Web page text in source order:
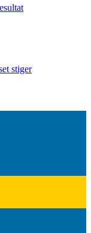
stiger